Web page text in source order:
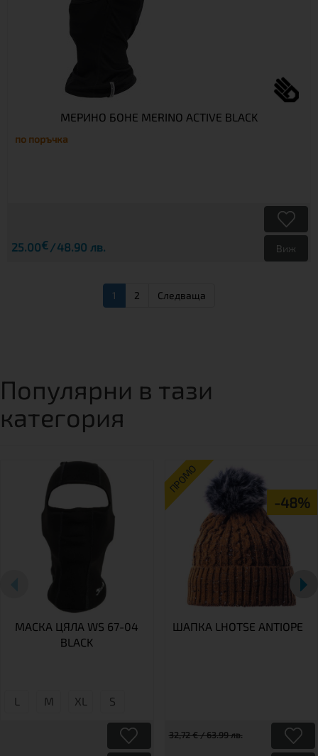
МЕРИНО БОНЕ MERINO ACTIVE BLACK
по поръчка
25.00€ 48.90 лв. Виж
1 2 Следваща
Популярни в тази
категория
МАСКА ЦЯЛА WS 67-04
BLACK
L М XL S
ПРОМО
-48%
ШАПКА LHOTSE ANTIOPE
32,72 € / 63.99 лв.